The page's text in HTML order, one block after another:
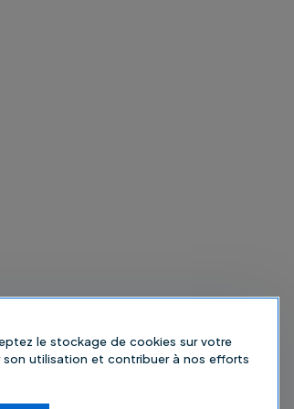
le stockage de cookies sur votre
son utilisation et contribuer à nos efforts